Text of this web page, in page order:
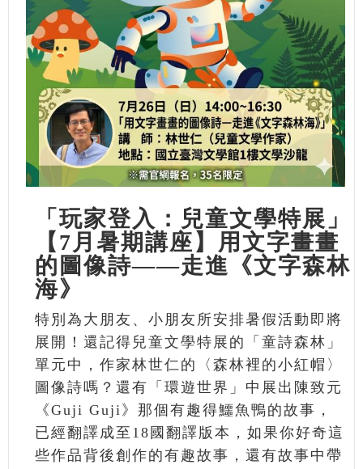
「玩家登入：兒童文學特展」
【7月暑期講座】用文字畫畫
的圖像詩——走進《文字森林
海》
特別為大朋友、小朋友所安排暑假活動即將
展開！還記得兒童文學特展的「童詩森林」
單元中，作家林世仁的〈森林裡的小紅帽〉
圖像詩嗎？還有「環遊世界」中展出陳致元
《Guji Guji》那個有趣得鱷魚鴨的故事，
已經翻譯成至18國翻譯版本，如果你好奇這
些作品背後創作的有趣故事，還有故事中帶